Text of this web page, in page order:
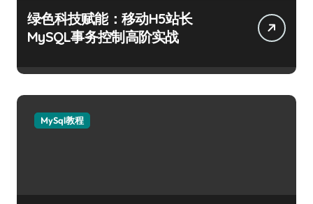
绿色科技赋能：移动H5站长
MySQL事务控制高阶实战
MySql教程